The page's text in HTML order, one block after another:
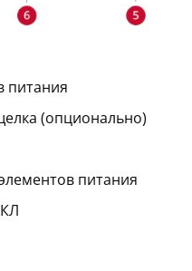
питания
(опционально)
питания